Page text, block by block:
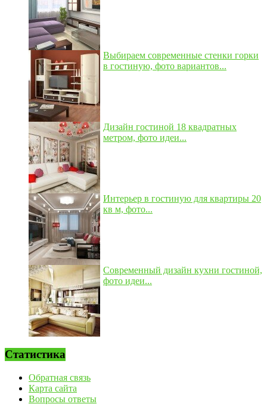
Выбираем современные стенки горки
в гостиную, фото вариантов...
Дизайн гостиной 18 квадратных
метром, фото идеи...
Интерьер в гостиную для квартиры 20
кв м, фото...
Современный дизайн кухни гостиной,
фото идеи...
Статистика
Обратная связь
Карта сайта
Вопросы ответы